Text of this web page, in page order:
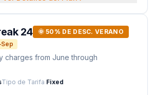
24
🌞 50% DE DESC. VERANO
charges from June through
Tipo de Tarifa Fixed